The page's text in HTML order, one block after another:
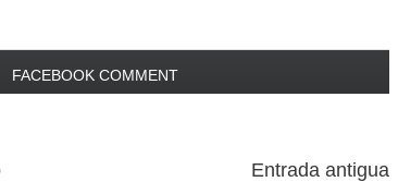
FACEBOOK COMMENT
Entrada antigua